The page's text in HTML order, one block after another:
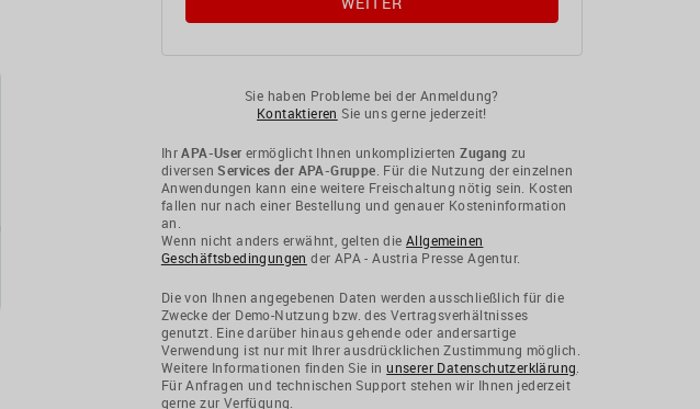
Sie haben Probleme bei der Anmeldung?
Kontaktieren Sie uns gerne jederzeit!
IhrAPA-User ermöglicht Ihnen unkompliziertenZugang zu
diversen Services der APA-Gruppe . Für die Nutzung der einzelnen
Anwendungen kann eine weitere Freischaltung nötig sein. Kosten
fallen nur nach einer Bestellung und genauer Kosteninformation
an.
Wenn nicht anders erwähnt, gelten dieAllgemeinen
Geschäftsbedingungen der APA - Austria Presse Agentur.
Die von Ihnen angegebenen Daten werden ausschließlich für die
Zwecke der Demo-Nutzung bzw. des Vertragsverhältnisses
genutzt. Eine darüber hinaus gehende oder andersartige
Verwendung ist nur mit Ihrer ausdrücklichen Zustimmung möglich.
Weitere Informationen finden Sie inunserer Datenschutzerklärung
Für Anfragen und technischen Support stehen wir Ihnen jederzeit
gerne zur Verfügung.